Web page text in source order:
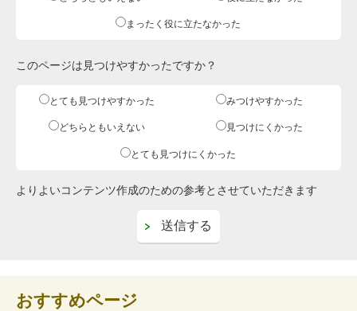
まったく役に立たなかった
このページは見つけやすかったですか？
とても見つけやすかった みつけやすかった
どちらともいえない 見つけにくかった
とても見つけにくかった
よりよいコンテンツ作成のための参考とさせていただきます
おすすめページ